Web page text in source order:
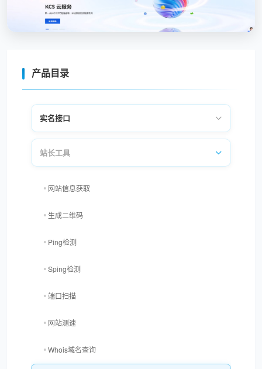
产品目录
实名接口
站长工具
网站信息获取
生成二维码
Ping检测
Sping检测
端口扫描
网站测速
Whois域名查询